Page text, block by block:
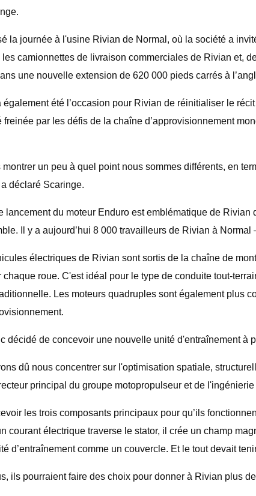
la journée à l'usine Rivian de Normal, où la société a
camionnettes de livraison commerciales de Rivian et,
une nouvelle extension de 620 000 pieds carrés à
été l’occasion pour Rivian de réinitialiser le
freinée par les défis de la chaîne d’approvisionnement
un peu à quel point nous sommes différents, en
déclaré Scaringe.
lancement du moteur Enduro est emblématique de
Il y a aujourd’hui 8 000 travailleurs de Rivian à
électriques de Rivian sont sortis de la chaîne de
roue. C'est idéal pour le type de conduite tout-
Les moteurs quadruples sont également plus
décidé de concevoir une nouvelle unité d'entraînement à
dû nous concentrer sur l'optimisation spatiale,
principal du groupe motopropulseur et de
les trois composants principaux pour qu’ils
courant électrique traverse le stator, il crée un champ
d’entraînement comme un couvercle. Et le tout devait
ils pourraient faire des choix pour donner à Rivian plus